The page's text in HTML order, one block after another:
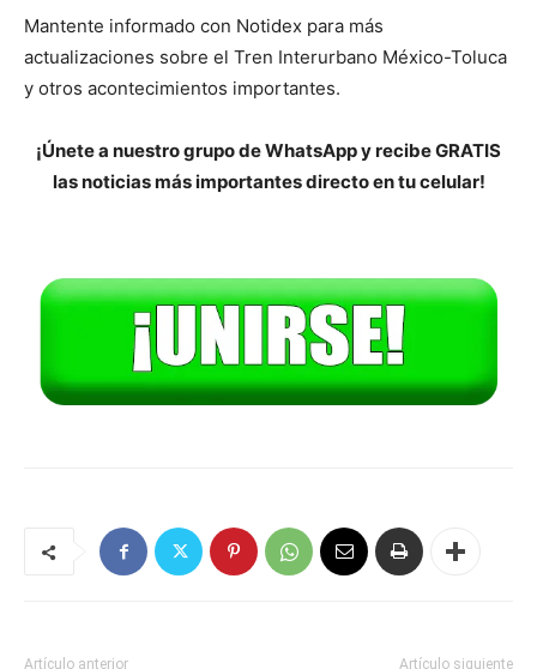
Mantente informado con Notidex para más
actualizaciones sobre el Tren Interurbano México-Toluca
y otros acontecimientos importantes.
¡Únete a nuestro grupo de WhatsApp y recibe GRATIS
las noticias más importantes directo en tu celular!
Artículo anterior Artículo siguiente